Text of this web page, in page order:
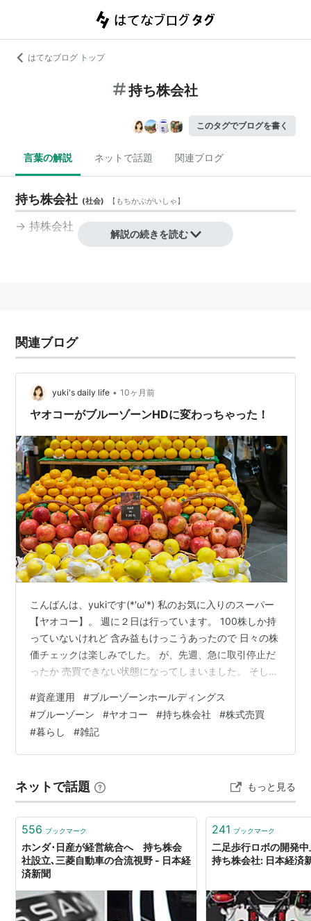
はてなブログ トップ
持ち株会社
このタグでブログを書く
言葉の解説 ネットで話題 関連ブログ
持ち株会社 (社会) 【 もちかぶがいしゃ】
→持株会社
解説の続きを読む
関連ブログ
yuki's daily life • 10ヶ月前
ヤオコーがブルーゾーンHDに変わっちゃった！
こんばんは、yukiです(*'ω'*) 私のお気に入りのスーパー
【ヤオコー】。 週に２日は行っています。 100株しか持
っていないけれど 含み益もけっこうあったので 日々の株
価チェックは楽しみでした。 が、先週、急に取引停止だ
ったか 売買できない状態になってしまいました。 そし
うわけではなく 持ち株会社となる親会社のブルーゾーン
HDを設立して 持ち株会社体制に移行と書いてありまし
た。 他のスーパーマーケットも子会社にしたということ
で 大きな会社になったようです。 ヤオコー「ブルーゾー
- …
#資産運用 #ブルーゾーンホールディングス
#ブルーゾーン #ヤオコー #持ち株会社 #株式売買
#暮らし #雑記
ネットで話題 もっと見る
556 ブックマーク
ホンダ･日産が経営統合へ 持ち株会
社設立､三菱自動車の合流視野 - 日本経
済新聞
241 ブックマーク
二足歩行ロボの開発
持ち株会社: 日本経済